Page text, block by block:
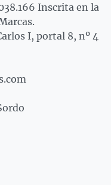
Inscrita en la
I, portal 8, nº 4